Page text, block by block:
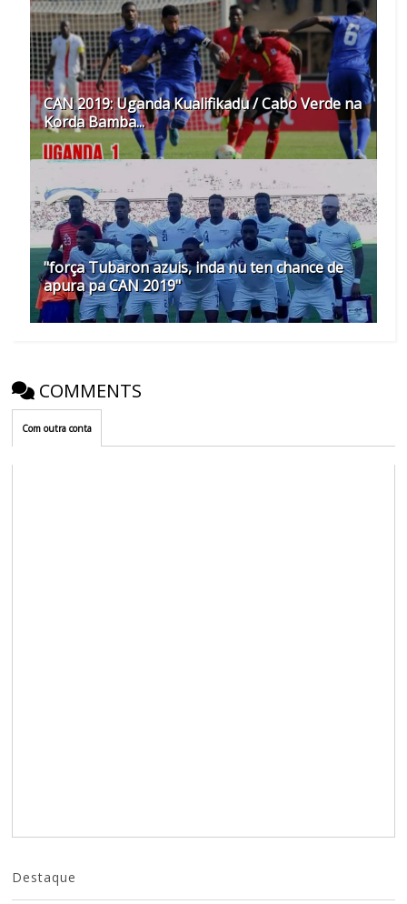
CAN 2019: Uganda Kualifikadu / Cabo Verde na
Korda Bamba...
"força Tubaron azuis, inda nu ten chance de
apura pa CAN 2019"
COMMENTS
Com outra conta
Destaque